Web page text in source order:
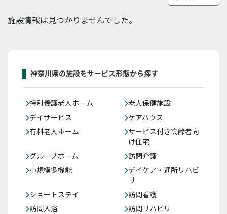
施設情報は見つかりませんでした。
神奈川県の施設をサービス形態から探す
特別養護老人ホーム
老人保健施設
デイサービス
ケアハウス
有料老人ホーム
サービス付き高齢者向
け住宅
グループホーム
訪問介護
小規模多機能
デイケア・通所リハビ
リ
ショートステイ
訪問看護
訪問入浴
訪問リハビリ